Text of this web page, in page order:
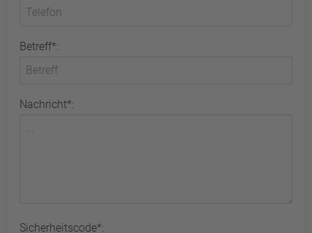
Betreff*:
Nachricht*:
Sicherheitscode*: